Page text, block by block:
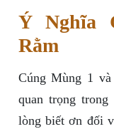
Ý Nghĩa
Rằm
Cúng Mùng 1
quan trọng
lòng biết ơn đối